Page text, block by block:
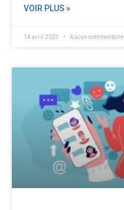
VOIR PLUS »
14 avril 2023 Aucun commentaire